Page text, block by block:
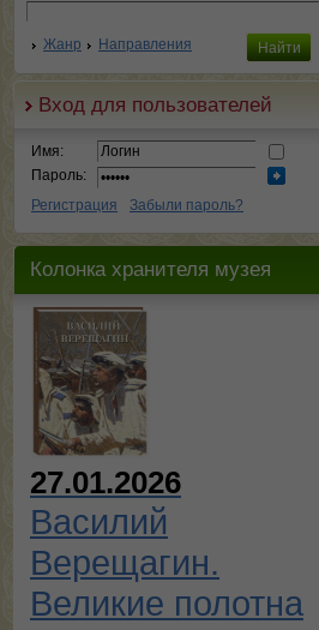
Жанр Направления
Вход для пользователей
Имя:
Пароль:
Регистрация
Забыли пароль?
Колонка хранителя музея
27.01.2026
Василий
Верещагин.
Великие полотна